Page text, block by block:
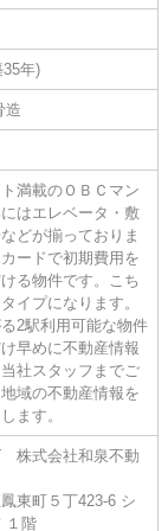
35年)
造
満載のＯＢＣマン
はエレベータ・敷
どが揃っておりま
ードで初期費用を
る物件です。こち
イプになります。
2駅利用可能な物件
早めに不動産情報
社スタッフまでご
域の不動産情報を
ます。
株式会社和泉不動
東町５丁423-6 シ
１階